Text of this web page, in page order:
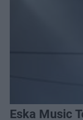
Eska Music